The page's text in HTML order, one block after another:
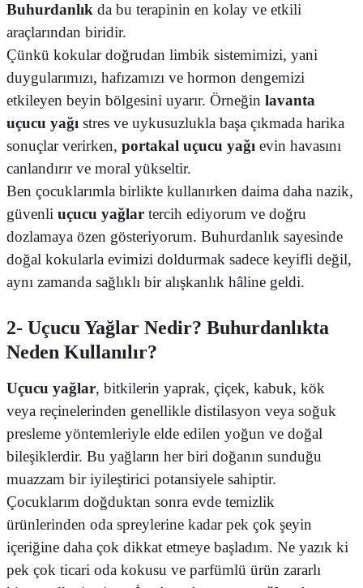
Buhurdanlık da bu terapinin en kolay ve etkili
araçlarından biridir.
Çünkü kokular doğrudan limbik sistemimizi, yani
duygularımızı, hafızamızı ve hormon dengemizi
etkileyen beyin bölgesini uyarır. Örneğin lavanta
uçucu yağı stres ve uykusuzlukla başa çıkmada harika
sonuçlar verirken, portakal uçucu yağı evin havasını
canlandırır ve moral yükseltir.
Ben çocuklarımla birlikte kullanırken daima daha nazik,
güvenli uçucu yağlar tercih ediyorum ve doğru
dozlamaya özen gösteriyorum. Buhurdanlık sayesinde
doğal kokularla evimizi doldurmak sadece keyifli değil,
aynı zamanda sağlıklı bir alışkanlık hâline geldi.
2- Uçucu Yağlar Nedir? Buhurdanlıkta
Neden Kullanılır?
Uçucu yağlar, bitkilerin yaprak, çiçek, kabuk, kök
veya reçinelerinden genellikle distilasyon veya soğuk
presleme yöntemleriyle elde edilen yoğun ve doğal
bileşiklerdir. Bu yağların her biri doğanın sunduğu
muazzam bir iyileştirici potansiyele sahiptir.
Çocuklarım doğduktan sonra evde temizlik
ürünlerinden oda spreylerine kadar pek çok şeyin
içeriğine daha çok dikkat etmeye başladım. Ne yazık ki
pek çok ticari oda kokusu ve parfümlü ürün zararlı